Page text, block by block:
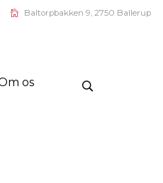
Baltorpbakken 9, 2750 Ballerup
os